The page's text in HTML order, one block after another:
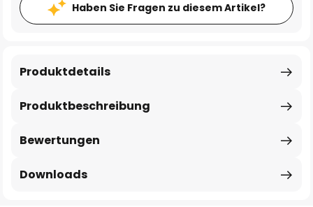
Haben Sie Fragen zu diesem Artikel?
Produktbeschreibung
Produktdetails
Bewertungen
Downloads